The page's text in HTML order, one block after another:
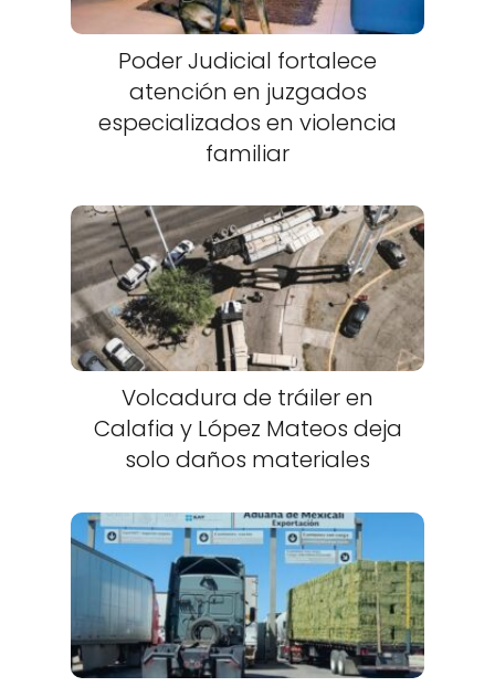
Poder Judicial fortalece
atención en juzgados
especializados en violencia
familiar
Volcadura de tráiler en
Calafia y López Mateos deja
solo daños materiales